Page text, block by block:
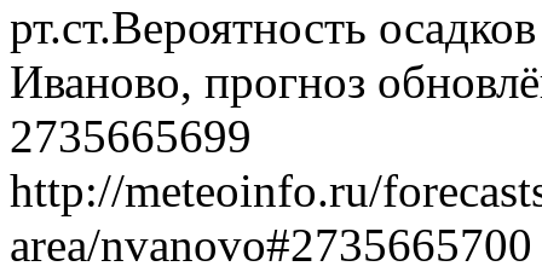
рт.ст.Вероятность
Иваново, прогноз
2735665699
http://meteoinfo.ru/
area/